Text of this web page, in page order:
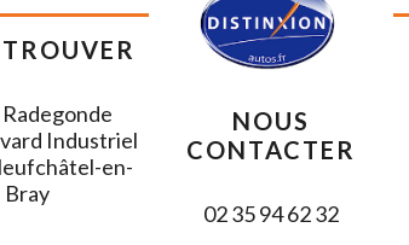
d'échappement noire stylisée
de bienvenue avec projection du logo
avec détection des piétons et des
+ fonction Virtual Pedal
Industriel
en-
Bray
NOUS
CONTACTER
02 35 94 62 32